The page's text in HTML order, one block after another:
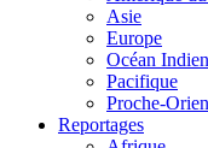
Asie
Europe
Océan Indien
Pacifique
Proche-
Reportages